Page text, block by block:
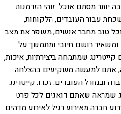
יותר מסתם אוכל. זוהי הזדמנות
עבור העובדים, הלקוחות,
טוב מחבר אנשים, משפר את מצב
ומשאיר רושם חיובי ומתמשך על
שמתמחה ביצירתיות, איכות,
אתם למעשה משקיעים בהצלחה
ובמורל העובדים. זכרו: קייטרינג
שמראה שאתם דואגים לכל פרט
חברה מאירוע רגיל לאירוע מדהים